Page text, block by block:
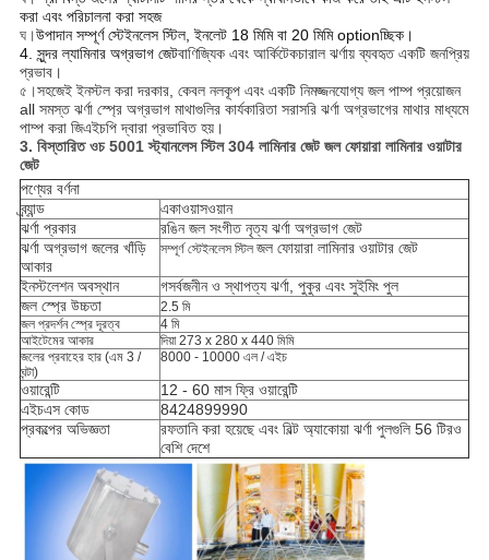
করা এবং পরিচালনা করা সহজ
ঘ।উপাদান সম্পূর্ণ স্টেইনলেস স্টিল, ইনলেট 18 মিমি বা 20 মিমি optionচ্ছিক।
4. সুন্দর ল্যামিনার অগ্রভাগ জেটবাণিজ্যিক এবং আর্কিটেকচারাল ঝর্ণায় ব্যবহৃত একটি জনপ্রিয়
প্রভাব।
৫।সহজেই ইনস্টল করা দরকার, কেবল নলকূপ এবং একটি নিমজ্জনযোগ্য জল পাম্প প্রয়োজন
all সমস্ত ঝর্ণা স্প্রে অগ্রভাগ মাথাগুলির কার্যকারিতা সরাসরি ঝর্ণা অগ্রভাগের মাথার মাধ্যমে
পাম্প করা জিএইচপি দ্বারা প্রভাবিত হয়।
3. বিস্তারিত ওচ5001 স্ট্যানলেস স্টিল 304 লামিনার জেট জল ফোয়ারা লামিনার ওয়াটার
জেট
পণ্যের বর্ণনা
ব্র্যান্ড
একাওয়াসওয়ান
ঝর্ণা প্রকার
রঙিন জল সংগীত নৃত্য ঝর্ণা অগ্রভাগ জেট
ঝর্ণা অগ্রভাগ জলের খাঁড়ি
আকার
সম্পূর্ণ স্টেইনলেস স্টিল জল ফোয়ারা লামিনার ওয়াটার জেট
ইনস্টলেশন অবস্থান গসর্বজনীন ও স্থাপত্য ঝর্ণা, পুকুর এবং সুইমিং পুল
জল স্প্রে উচ্চতা
2.5 মি
জল প্রদর্শন স্প্রে দূরত্ব
4 মি
আইটেমের আকার
দিয়া 273 x 280 x 440 মিমি
জলের প্রবাহের হার (এম 3 /
ঘন্টা)
8000 - 10000 এল / এইচ
ওয়ারেন্টি
12 - 60 মাস ফ্রি ওয়ারেন্টি
এইচএস কোড
8424899990
প্রকল্পের অভিজ্ঞতা
রফতানি করা হয়েছে এবং বিল্ট অ্যাকোয়া ঝর্ণা পুলগুলি 56 টিরও
বেশি দেশে